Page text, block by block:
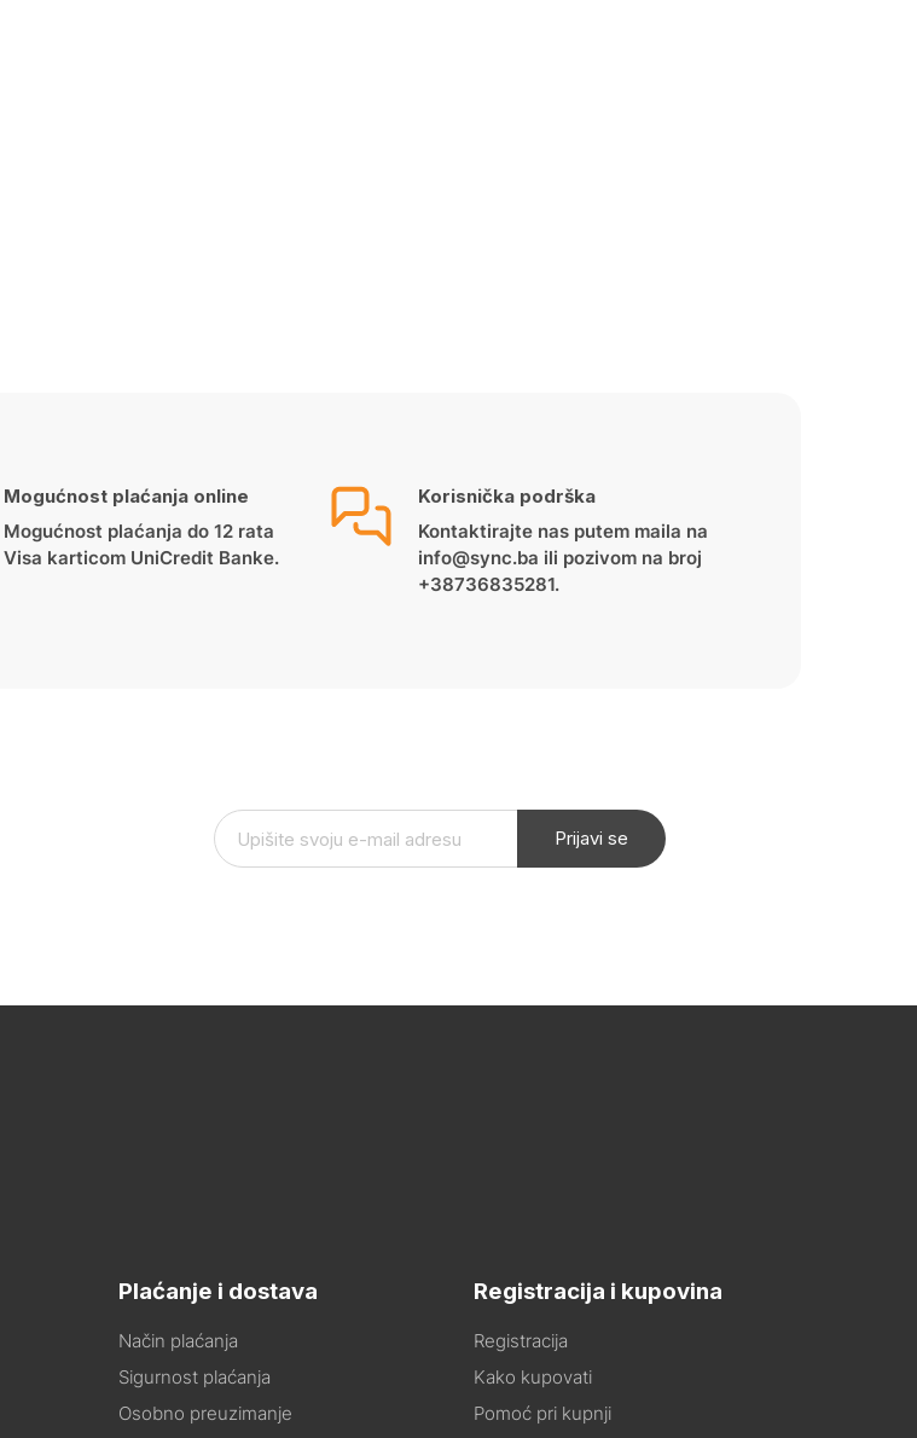
Mogućnost plaćanja online
Mogućnost plaćanja do 12 rata
Visa karticom UniCredit Banke.
Korisnička podrška
Kontaktirajte nas putem maila na
info@sync.ba ili pozivom na broj
+38736835281.
Prijavi se
Plaćanje i dostava
Način plaćanja
Sigurnost plaćanja
Osobno preuzimanje
Registracija i kupovina
Registracija
Kako kupovati
Pomoć pri kupnji